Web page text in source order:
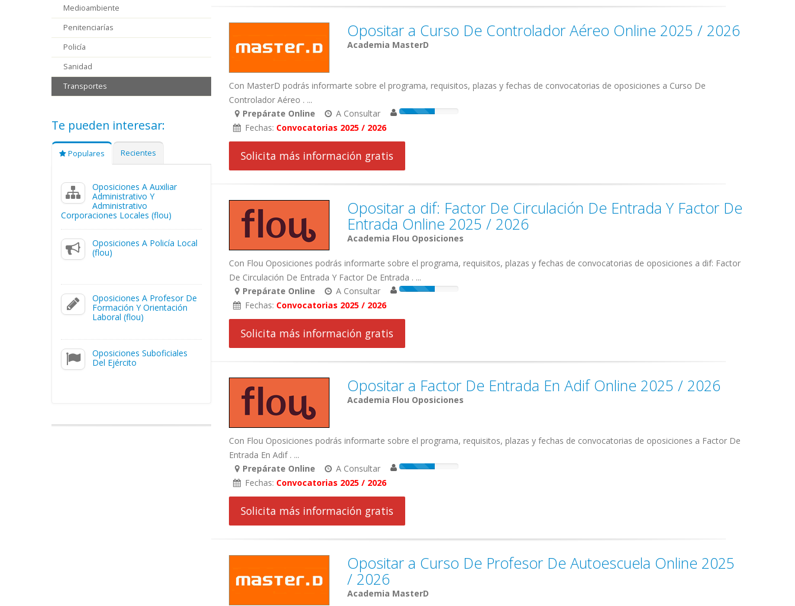
Opositar a Curso De Controlador Aéreo Online 2025 / 2026
Academia MasterD
Con MasterD podrás informarte sobre el programa, requisitos, plazas y fechas de convocatorias de oposiciones a Curso De
Controlador Aéreo . ...
Prepárate Online
A Consultar
Fechas: Convocatorias 2025 / 2026
Solicita más información gratis
Opositar a dif: Factor De Circulación De Entrada Y Factor De
Entrada Online 2025 / 2026
Academia Flou Oposiciones
Con Flou Oposiciones podrás informarte sobre el programa, requisitos, plazas y fechas de convocatorias de oposiciones a dif: Factor
De Circulación De Entrada Y Factor De Entrada . ...
Prepárate Online
A Consultar
Fechas: Convocatorias 2025 / 2026
Solicita más información gratis
Opositar a Factor De Entrada En Adif Online 2025 / 2026
Academia Flou Oposiciones
Con Flou Oposiciones podrás informarte sobre el programa, requisitos, plazas y fechas de convocatorias de oposiciones a Factor De
Entrada En Adif . ...
Prepárate Online
A Consultar
Fechas: Convocatorias 2025 / 2026
Solicita más información gratis
Opositar a Curso De Profesor De Autoescuela Online 2025
/ 2026
Academia MasterD
Medioambiente
Penitenciarías
Policía
Sanidad
Transportes
Te pueden interesar:
Populares Recientes
Oposiciones A Auxiliar
Administrativo Y
Administrativo
Corporaciones Locales (flou)
Oposiciones A Policía Local
(flou)
Oposiciones A Profesor De
Formación Y Orientación
Laboral (flou)
Oposiciones Suboficiales
Del Ejército